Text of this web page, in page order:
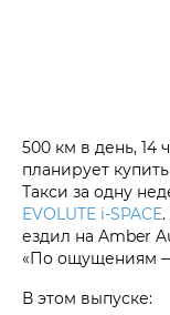
500 км в день, 14
планирует
Такси за одну
EVOLUTE i‑SPACE
ездил на Amber
«По ощущениям —
В этом выпуске: